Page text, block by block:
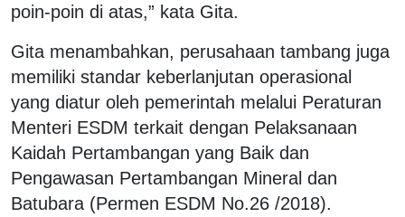
poin-poin di atas,” kata Gita.
Gita menambahkan, perusahaan tambang juga
memiliki standar keberlanjutan operasional
yang diatur oleh pemerintah melalui Peraturan
Menteri ESDM terkait dengan Pelaksanaan
Kaidah Pertambangan yang Baik dan
Pengawasan Pertambangan Mineral dan
Batubara (Permen ESDM No.26 /2018).